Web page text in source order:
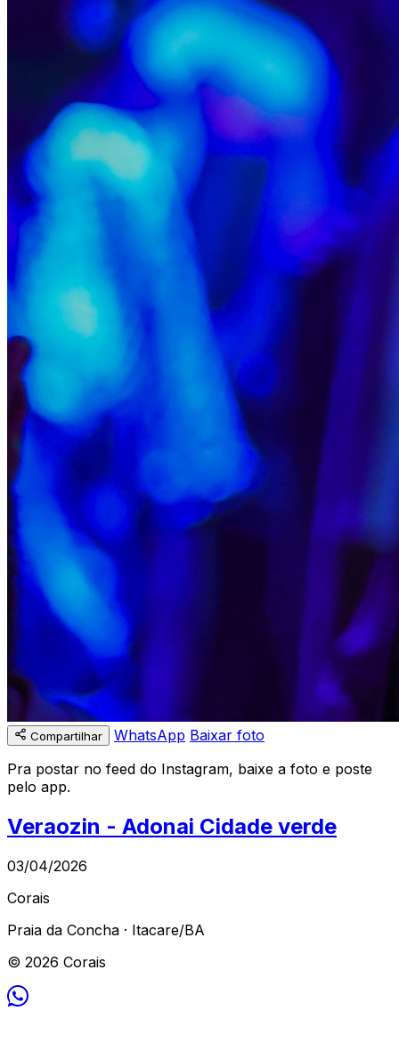
Compartilhar WhatsApp Baixar foto
Pra postar no feed do Instagram, baixe a foto e poste
pelo app.
Veraozin - Adonai Cidade verde
03/04/2026
Corais
Praia da Concha · Itacare/BA
© 2026 Corais